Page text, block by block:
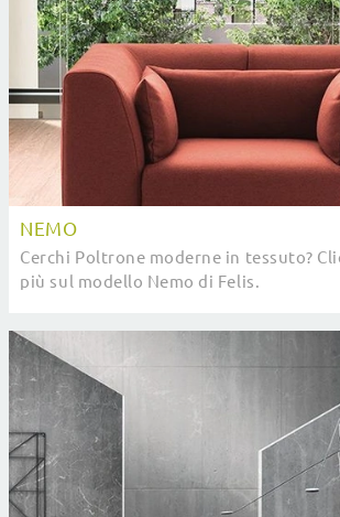
NEMO
Cerchi Poltrone moderne in tessuto?
più sul modello Nemo di Felis.